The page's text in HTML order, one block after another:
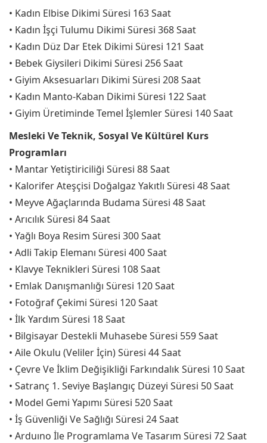
• Kadın Elbise Dikimi Süresi 163 Saat
• Kadın İşçi Tulumu Dikimi Süresi 368 Saat
• Kadın Düz Dar Etek Dikimi Süresi 121 Saat
• Bebek Giysileri Dikimi Süresi 256 Saat
• Giyim Aksesuarları Dikimi Süresi 208 Saat
• Kadın Manto-Kaban Dikimi Süresi 122 Saat
• Giyim Üretiminde Temel İşlemler Süresi 140 Saat
Mesleki Ve Teknik, Sosyal Ve Kültürel Kurs
Programları
• Mantar Yetiştiriciliği Süresi 88 Saat
• Kalorifer Ateşçisi Doğalgaz Yakıtlı Süresi 48 Saat
• Meyve Ağaçlarında Budama Süresi 48 Saat
• Arıcılık Süresi 84 Saat
• Yağlı Boya Resim Süresi 300 Saat
• Adli Takip Elemanı Süresi 400 Saat
• Klavye Teknikleri Süresi 108 Saat
• Emlak Danışmanlığı Süresi 120 Saat
• Fotoğraf Çekimi Süresi 120 Saat
• İlk Yardım Süresi 18 Saat
• Bilgisayar Destekli Muhasebe Süresi 559 Saat
• Aile Okulu (Veliler İçin) Süresi 44 Saat
• Çevre Ve İklim Değişikliği Farkındalık Süresi 10 Saat
• Satranç 1. Seviye Başlangıç Düzeyi Süresi 50 Saat
• Model Gemi Yapımı Süresi 520 Saat
• İş Güvenliği Ve Sağlığı Süresi 24 Saat
• Arduıno İle Programlama Ve Tasarım Süresi 72 Saat